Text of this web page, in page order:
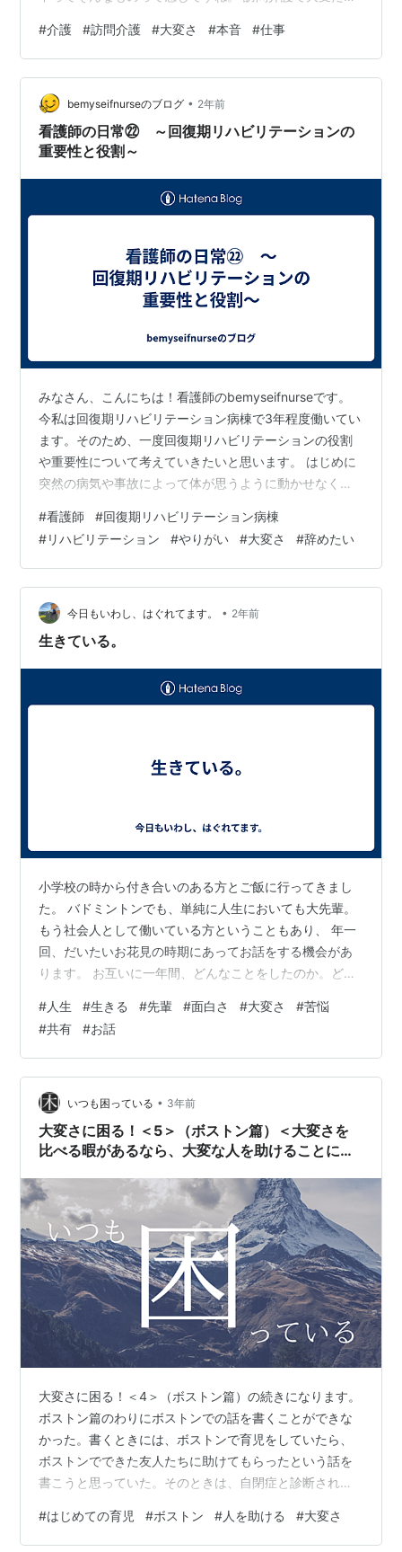
に、なぜというのは追及せずに思いつくものを書いてい
きます。あとから深堀できればと思います。働く側の本
音も入っていますのでご了承ください。 【訪問介護の大
変な所】 ・移動 ・家族との関わり ・室内の環境 ・薬の
管理 ・多職種との連携 ・時間に追われる ・物品が少な
い ・要求の多い家庭とそうでない家庭…
#介護 #訪問介護 #大変さ #本音 #仕事
bemyseifnurseのブログ • 2年前
看護師の日常㉒ ～回復期リハビリテーションの
重要性と役割～
みなさん、こんにちは！看護師のbemyseifnurseです。
今私は回復期リハビリテーション病棟で3年程度働いてい
ます。そのため、一度回復期リハビリテーションの役割
や重要性について考えていきたいと思います。 はじめに
突然の病気や事故によって体が思うように動かせなくな
テーションは、こうした状況からの回復をサポートする
重要なプロセスですが、その中でも「回復期リハビリテ
ーション」は特に大切な役割を果たします。 今回は、回
復期リハビリテーションの役割について詳しく考えてい
きたいと思います。 回復期リハビリテーションとは？ 回
復期リハビリテーションと…
#看護師 #回復期リハビリテーション病棟
#リハビリテーション #やりがい #大変さ #辞めたい
今日もいわし、はぐれてます。 • 2年前
生きている。
小学校の時から付き合いのある方とご飯に行ってきまし
た。 バドミントンでも、単純に人生においても大先輩。
もう社会人として働いている方ということもあり、 年一
回、だいたいお花見の時期にあってお話をする機会があ
ります。 お互いに一年間、どんなことをしたのか。どん
毎回一年越しに会うこともあって、その一年を振り返る
いい機会になっています。 それに、頻繁に会わないから
こそ、相手のどんな部分が変わったのか、客観的に理解
できる。 自分自身にとって、一瞬で過ぎた一年は。 少し
ずつ、成長、変化しているものでしたが。 それは連続し
て体験しているからこそ。 他人…
#人生 #生きる #先輩 #面白さ #大変さ #苦悩
#共有 #お話
いつも困っている • 3年前
大変さに困る！＜5＞（ボストン篇）＜大変さを
比べる暇があるなら、大変な人を助けることにし
大変さに困る！＜4＞（ボストン篇）の続きになります。
ボストン篇のわりにボストンでの話を書くことができな
かった。書くときには、ボストンで育児をしていたら、
ボストンでできた友人たちに助けてもらったという話を
書こうと思っていた。そのときは、自閉症と診断される
での育児という程度でしかない。それでも、はじめての
育児はそれだけで大変だし、育児をしているときには他
#はじめての育児 #ボストン #人を助ける #大変さ